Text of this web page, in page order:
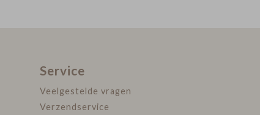
Service
Veelgestelde vragen
Verzendservice